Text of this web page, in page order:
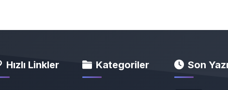
Hızlı Linkler Kategoriler Son